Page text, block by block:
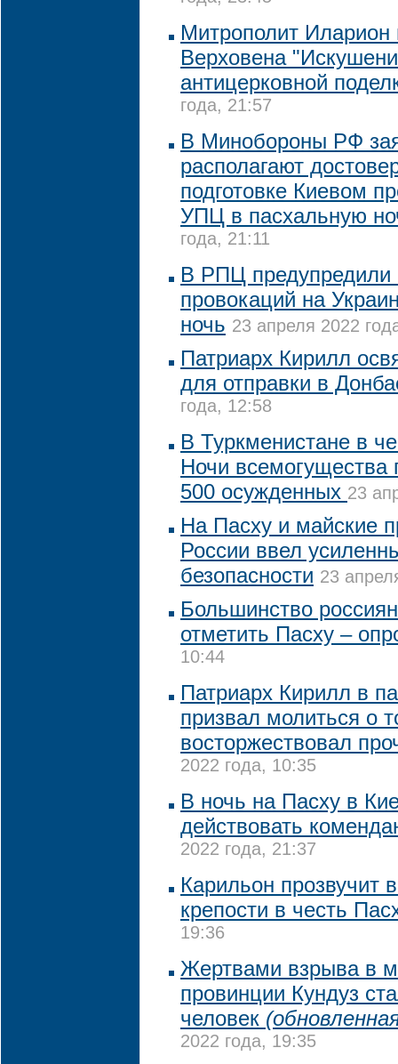
Митрополит
Верховена
антицерковной
года, 21:57
В Минобороны РФ
располагают
подготовке Киевом
УПЦ в пасхальную
года, 21:11
В РПЦ предупредили
провокаций на
ночь 23 апреля 2022
Патриарх Кирилл
для отправки в
года, 12:58
В Туркменистане в
Ночи
500 осужденных 23
На Пасху и майские
России ввел
безопасности 23
Большинство
отметить Пасху –
10:44
Патриарх Кирилл в
призвал молиться о
восторжествовал
2022 года, 10:35
В ночь на Пасху в
действовать
2022 года, 21:37
Карильон прозвучит
крепости в честь
19:36
Жертвами взрыва в
провинции Кундуз
человек
2022 года, 19:35